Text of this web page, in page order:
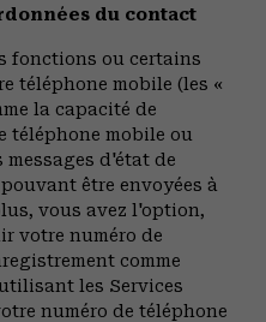
du contact
fonctions ou certains
téléphone mobile (les «
la capacité de
téléphone mobile ou
messages d'état de
être envoyées à
vous avez l'option,
votre numéro de
comme
les Services
numéro de téléphone